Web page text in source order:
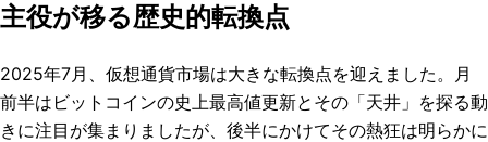
主役が移る歴史的転換点
2025年7月、仮想通貨市場は大きな転換点を迎えました。月
前半はビットコインの史上最高値更新とその「天井」を探る動
きに注目が集まりましたが、後半にかけてその熱狂は明らかに